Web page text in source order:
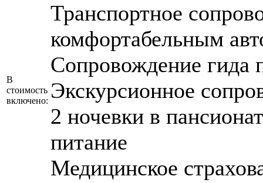
В
стоимость
включено:
Транспортное
комфортабельным
Сопровождение гида
Экскурсионное
2 ночевки в
питание
Медицинское